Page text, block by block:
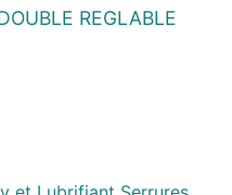
REGLABLE